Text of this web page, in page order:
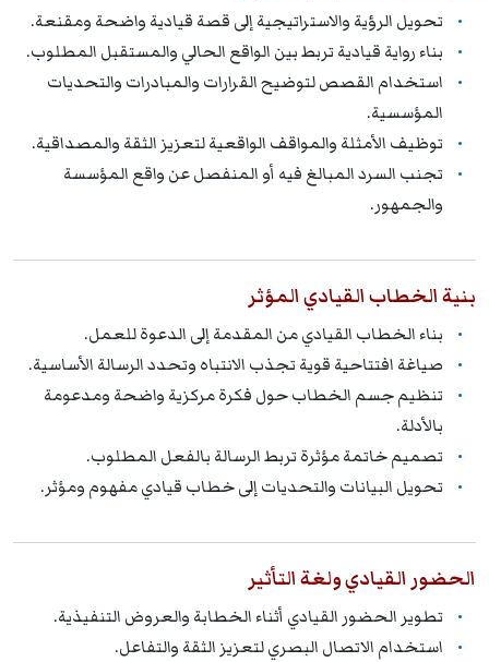
تحويل الرؤية والاستراتيجية إلى قصة قيادية واضحة ومقنعة.
بناء رواية قيادية تربط بين الواقع الحالي والمستقبل المطلوب.
استخدام القصص لتوضيح القرارات والمبادرات والتحديات
المؤسسية.
توظيف الأمثلة والمواقف الواقعية لتعزيز الثقة والمصداقية.
تجنب السرد المبالغ فيه أو المنفصل عن واقع المؤسسة
والجمهور.
بنية الخطاب القيادي المؤثر
بناء الخطاب القيادي من المقدمة إلى الدعوة للعمل.
صياغة افتتاحية قوية تجذب الانتباه وتحدد الرسالة الأساسية.
تنظيم جسم الخطاب حول فكرة مركزية واضحة ومدعومة
بالأدلة.
تصميم خاتمة مؤثرة تربط الرسالة بالفعل المطلوب.
تحويل البيانات والتحديات إلى خطاب قيادي مفهوم ومؤثر.
الحضور القيادي ولغة التأثير
تطوير الحضور القيادي أثناء الخطابة والعروض التنفيذية.
استخدام الاتصال البصري لتعزيز الثقة والتفاعل.